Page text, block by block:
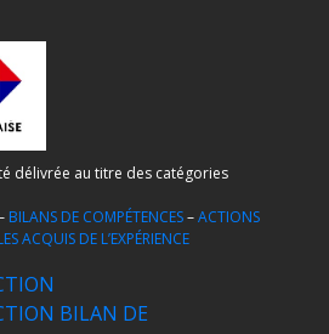
délivrée au titre des catégories
BILANS DE COMPÉTENCES–ACTIONS
ACQUIS DE L’EXPÉRIENCE
BILAN DE